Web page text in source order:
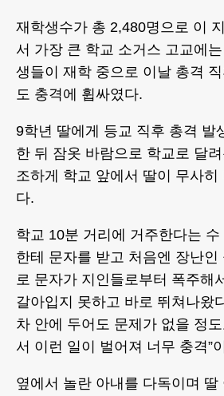
재학생수가 총 2,480명으로 이
서 가장 큰 학교 소거스 고교에
생들이 재학 중으로 이날 총격
도 충격에 휩싸였다.
9학년 딸에게 등교 직후 총격 발
한 뒤 잠옷 바람으로 학교로 달
조하게 학교 앞에서 딸이 무사히
다.
학교 10분 거리에 거주한다는 수
한테 문자를 받고 처음엔 장난인
로 문자가 지인들로부터 폭주해
갈아입지 못하고 바로 뛰쳐나왔
차 안에 두어도 문제가 없을 정
서 이런 일이 벌어져 너무 충격”
옆에서 놀란 아내를 다독이며 딸